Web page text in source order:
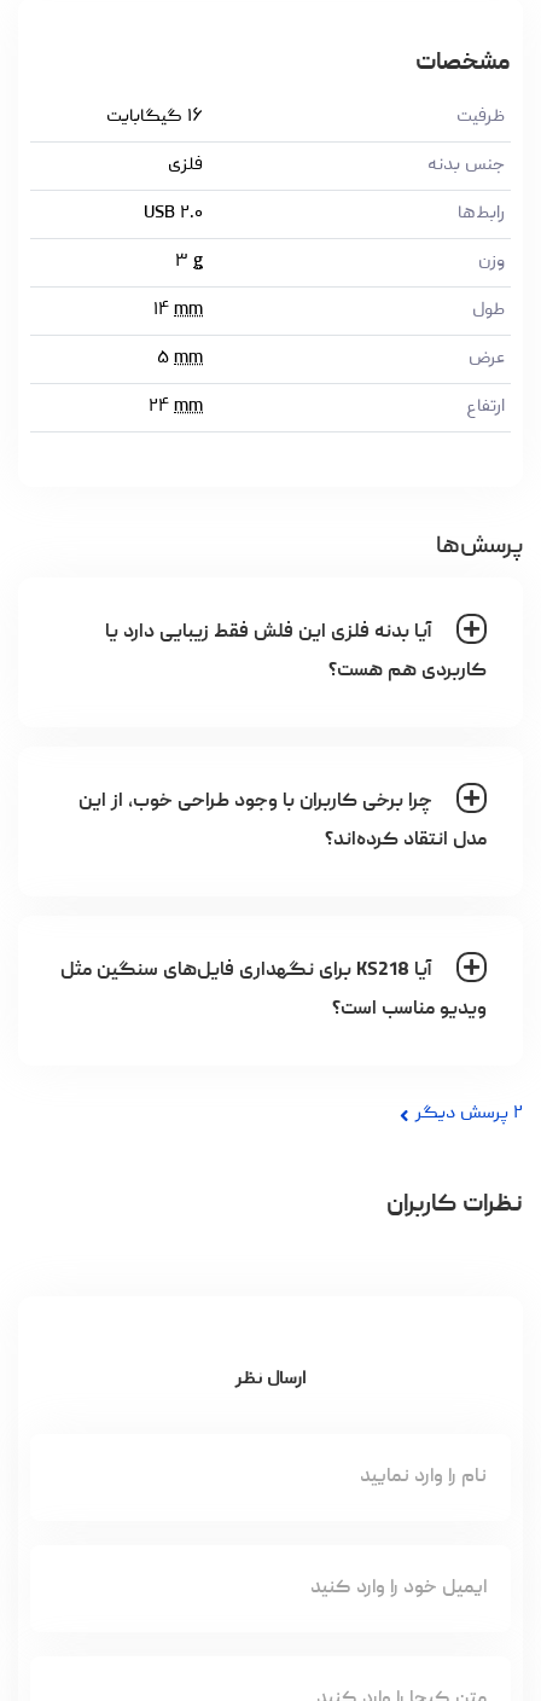
مشخصات
ظرفیت
۱۶ گیگابایت
جنس بدنه
فلزی
رابط‌ها
USB ۲.۰
وزن
۳ g
طول
۱۴ mm
عرض
۵ mm
ارتفاع
۲۴ mm
پرسش‌ها
آیا بدنه فلزی این فلش فقط زیبایی دارد یا
کاربردی هم هست؟
چرا برخی کاربران با وجود طراحی خوب، از این
مدل انتقاد کرده‌اند؟
آیا KS218 برای نگهداری فایل‌های سنگین مثل
ویدیو مناسب است؟
۲ پرسش دیگر
نظرات کاربران
ارسال نظر